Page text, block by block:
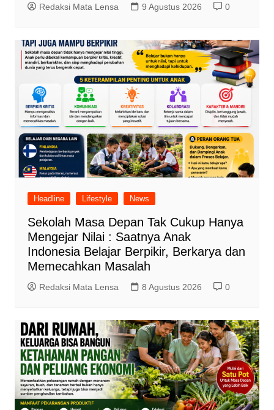
Redaksi Mata Lensa 9 Agustus 2026 0
Headline Lifestyle News
Sekolah Masa Depan Tak Cukup Hanya
Mengejar Nilai : Saatnya Anak
Indonesia Belajar Berpikir, Berkarya dan
Memecahkan Masalah
Redaksi Mata Lensa 8 Agustus 2026 0